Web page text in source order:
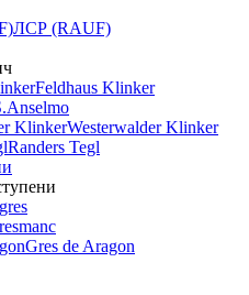
ЛСР (RAUF)
Feldhaus Klinker
Westerwalder Klinker
Randers Tegl
Gres de Aragon